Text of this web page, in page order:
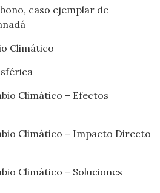
caso ejemplar de
Climático
Climático – Efectos
Climático – Impacto Directo
Climático – Soluciones